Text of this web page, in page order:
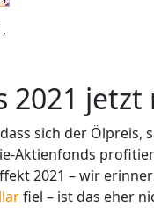
2021
sich der Ölpreis,
Aktienfonds
2021 – wir
fiel – ist das eher